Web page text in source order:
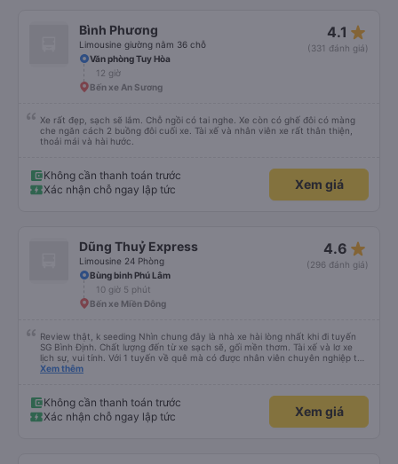
Bình Phương
Limousine giường nằm 36 chỗ
4.1 star_rate
(331 đánh giá)
Văn phòng Tuy Hòa
12 giờ
Bến xe An Sương
Xe rất đẹp, sạch sẽ lắm. Chỗ ngồi có tai nghe. Xe còn có ghế đôi có màng
che ngăn cách 2 buồng đôi cuối xe. Tài xế và nhân viên xe rất thân thiện,
thoải mái và hài hước.
Không cần thanh toán trước
Xác nhận chỗ ngay lập tức
Xem giá
Dũng Thuỷ Express
Limousine 24 Phòng
4.6 star_rate
(296 đánh giá)
Bùng binh Phú Lâm
10 giờ 5 phút
Bến xe Miền Đông
Review thật, k seeding Nhìn chung đây là nhà xe hài lòng nhất khi đi tuyến
SG Bình Định. Chất lượng đến từ xe sạch sẽ, gối mền thơm. Tài xế và lơ xe
lịch sự, vui tính. Với 1 tuyến về quê mà có được nhân viên chuyên nghiệp thế
này là điểm cộng lớn, thường chỉ đi mấy tuyến du lịch mới có. Về xe thì có
định ủng hộ tiếp nhà xe này. Chúc chủ xe làm ăn phát đạt mua thêm nhiều
xe chạy thêm nhiều khung giờ nữa và nâng cao tiêu chuẩn tuyến. Nếu xét
điểm trừ thì chỉ có thgian trả khách, team VXR set lệch với thực tế
Xem thêm
Không cần thanh toán trước
Xác nhận chỗ ngay lập tức
Xem giá